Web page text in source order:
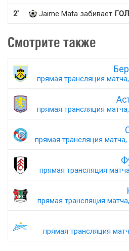
2' Jaime Mata забивает ГОЛ
Смотрите также
прямая трансляция
прямая трансляция
прямая трансляция
прямая трансляция
прямая трансляция
прямая трансляция